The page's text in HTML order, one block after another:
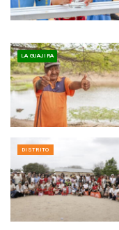
LA GUAJIRA
DISTRITO